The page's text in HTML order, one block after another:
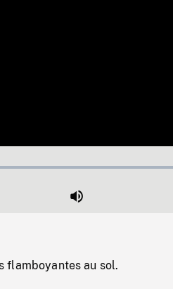
Mute
flamboyantes au sol.